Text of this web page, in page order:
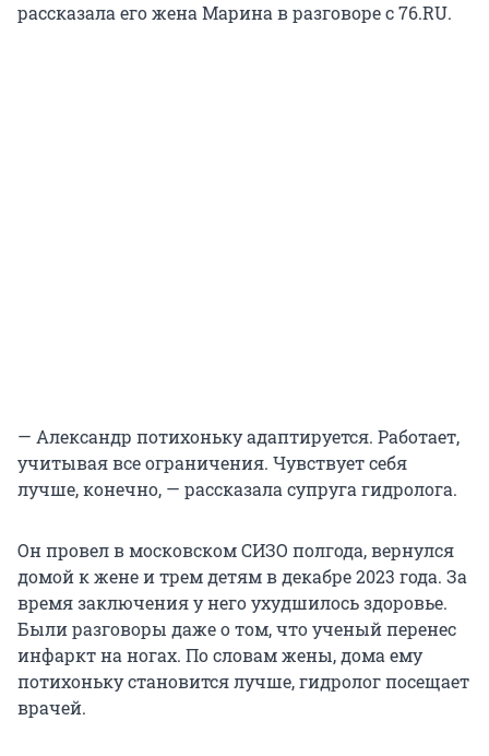
рассказала его жена Марина в разговоре с 76.RU.
— Александр потихоньку адаптируется. Работает,
учитывая все ограничения. Чувствует себя
лучше, конечно, — рассказала супруга гидролога.
Он провел в московском СИЗО полгода, вернулся
домой к жене и трем детям в декабре 2023 года. За
время заключения у него ухудшилось здоровье.
Были разговоры даже о том, что ученый перенес
инфаркт на ногах. По словам жены, дома ему
потихоньку становится лучше, гидролог посещает
врачей.